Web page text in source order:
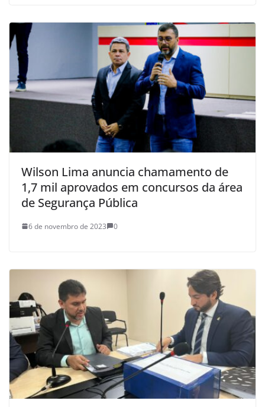
Wilson Lima anuncia chamamento de
1,7 mil aprovados em concursos da área
de Segurança Pública
6 de novembro de 2023 0